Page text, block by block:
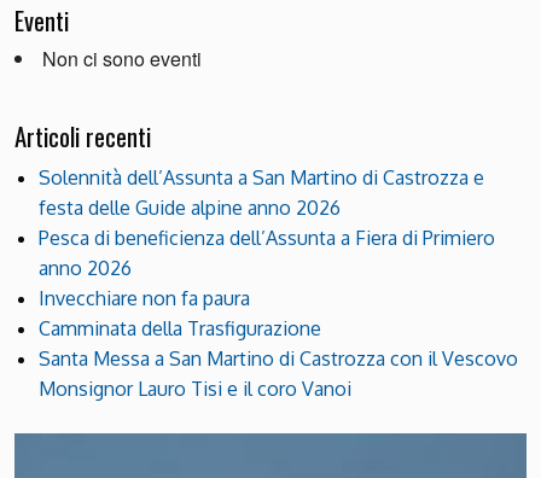
Eventi
Non ci sono eventi
Articoli recenti
Solennità dell’Assunta a San Martino di Castrozza e
festa delle Guide alpine anno 2026
Pesca di beneficienza dell’Assunta a Fiera di Primiero
anno 2026
Invecchiare non fa paura
Camminata della Trasfigurazione
Santa Messa a San Martino di Castrozza con il Vescovo
Monsignor Lauro Tisi e il coro Vanoi